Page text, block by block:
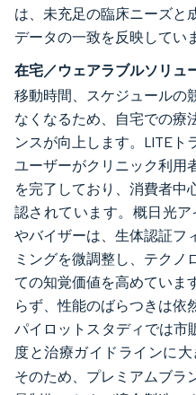
は、未充足の臨床ニーズと
データの一致を反映してい
在宅／ウェアラブルソリュ
移動時間、スケジュールの
なくなるため、自宅での療
ンスが向上します。LITEト
ユーザーがクリニック利用
を完了しており、消費者中
認されています。概日光
やバイザーは、生体認証フ
ミングを微調整し、テクノ
ての知覚価値を高めていま
らず、性能のばらつきは依
パイロットスタディでは市
度と治療ガイドラインに
そのため、プレミアムブラ